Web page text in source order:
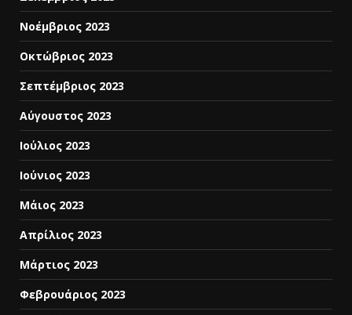
Νοέμβριος 2023
Οκτώβριος 2023
Σεπτέμβριος 2023
Αύγουστος 2023
Ιούλιος 2023
Ιούνιος 2023
Μάιος 2023
Απρίλιος 2023
Μάρτιος 2023
Φεβρουάριος 2023